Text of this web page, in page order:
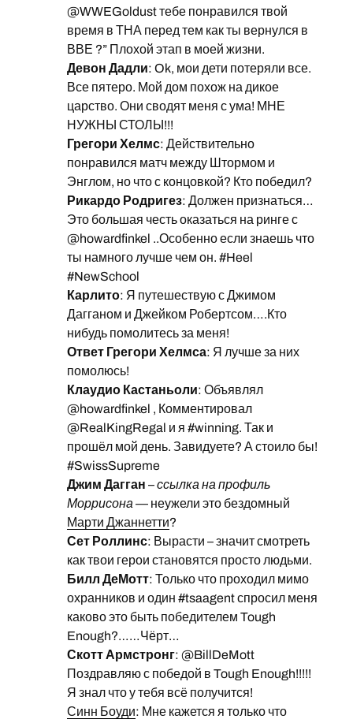
@WWEGoldust тебе понравился твой
время в ТНА перед тем как ты вернулся в
ВВЕ ?” Плохой этап в моей жизни.
Девон Дадли: Ok, мои дети потеряли все.
Все пятеро. Мой дом похож на дикое
царство. Они сводят меня с ума! МНЕ
НУЖНЫ СТОЛЫ!!!
Грегори Хелмс: Действительно
понравился матч между Штормом и
Энглом, но что с концовкой? Кто победил?
Рикардо Родригез: Должен признаться…
Это большая честь оказаться на ринге с
@howardfinkel ..Особенно если знаешь что
ты намного лучше чем он. #Heel
#NewSchool
Карлито: Я путешествую с Джимом
Дагганом и Джейком Робертсом….Кто
нибудь помолитесь за меня!
Ответ Грегори Хелмса: Я лучше за них
помолюсь!
Клаудио Кастаньоли: Объявлял
@howardfinkel , Комментировал
@RealKingRegal и я #winning. Так и
прошёл мой день. Завидуете? А стоило бы!
#SwissSupreme
Джим Дагган –ссылка на профиль
Моррисона — неужели это бездомный
Марти Джаннетти?
Сет Роллинс: Вырасти – значит смотреть
как твои герои становятся просто людьми.
Билл ДеМотт: Только что проходил мимо
охранников и один #tsaagent спросил меня
каково это быть победителем Tough
Enough?……Чёрт…
Скотт Армстронг: @BillDeMott
Поздравляю с победой в Tough Enough!!!!!
Я знал что у тебя всё получится!
Синн Боуди: Мне кажется я только что